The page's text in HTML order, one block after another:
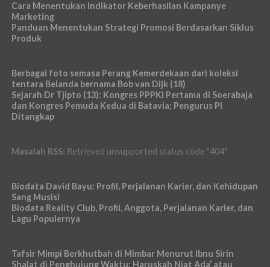
Cara Menentukan Indikator Keberhasilan Kampanye
Marketing
Panduan Menentukan Strategi Promosi Berdasarkan Siklus
Produk
Berbagai foto semasa Perang Kemerdekaan dari koleksi
tentara Belanda bernama Bob van Dijk (18)
Sejarah Dr Tjipto (13): Kongres PPPKI Pertama di Soerabaja
dan Kongres Pemuda Kedua di Batavia; Pengurus PI
Ditangkap
Masalah RSS: Retrieved unsupported status code "404"
Biodata David Bayu: Profil, Perjalanan Karier, dan Kehidupan
Sang Musisi
Biodata Reality Club, Profil, Anggota, Perjalanan Karier, dan
Lagu Populernya
Tafsir Mimpi Berkhutbah di Mimbar Menurut Ibnu Sirin
Shalat di Penghujung Waktu: Haruskah Niat Ada’ atau